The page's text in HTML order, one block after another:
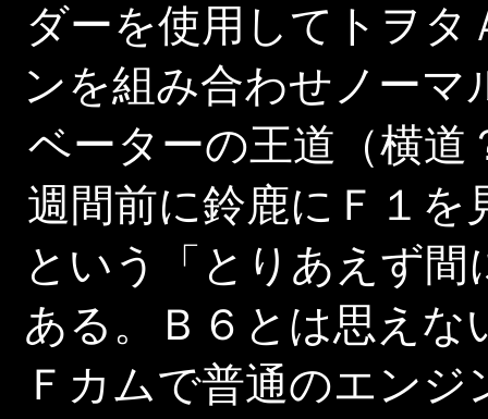
ダーを使用してトヲ
ンを組み合わせノー
ベーターの王道（横道
週間前に鈴鹿にＦ１
という「とりあえず
ある。Ｂ６とは思え
Ｆカムで普通のエン